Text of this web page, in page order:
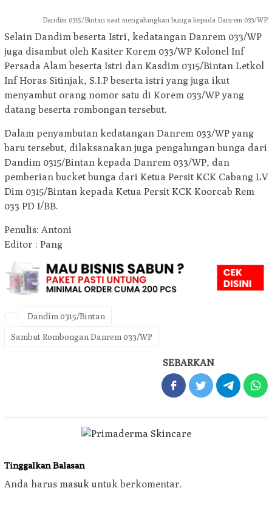
Dandim 0315/Bintan saat mengalungkan bunga kepada Danrem 033/WP
Selain Dandim beserta Istri, kedatangan Danrem 033/WP
juga disambut oleh Kasiter Korem 033/WP Kolonel Inf
Persada Alam beserta Istri dan Kasdim 0315/Bintan Letkol
Inf Horas Sitinjak, S.I.P beserta istri yang juga ikut
menyambut orang nomor satu di Korem 033/WP yang
datang beserta rombongan tersebut.
Dalam penyambutan kedatangan Danrem 033/WP yang
baru tersebut, dilaksanakan juga pengalungan bunga dari
Dandim 0315/Bintan kepada Danrem 033/WP, dan
pemberian bucket bunga dari Ketua Persit KCK Cabang LV
Dim 0315/Bintan kepada Ketua Persit KCK Koorcab Rem
033 PD I/BB.
Penulis: Antoni
Editor : Pang
Dandim 0315/Bintan
Sambut Rombongan Danrem 033/WP
SEBARKAN
Tinggalkan Balasan
Anda harus masuk untuk berkomentar.